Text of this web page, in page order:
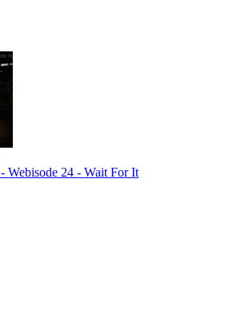
Webisode 24 - Wait For It